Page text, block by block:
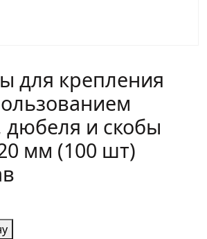
для крепления
дюбеля и скобы
мм (100 шт)